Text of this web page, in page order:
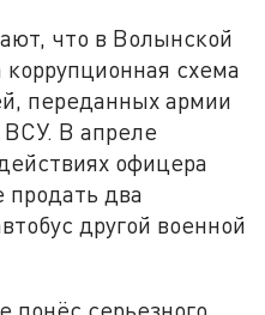
что в Волынской
схема
переданных армии
ВСУ. В апреле
офицера
два
другой военной